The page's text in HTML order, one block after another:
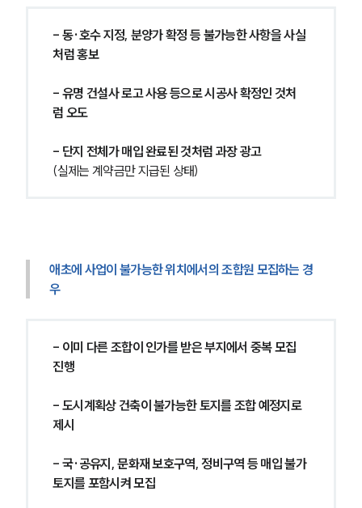
- 동·호수 지정, 분양가 확정 등 불가능한 사항을 사실
처럼 홍보
- 유명 건설사 로고 사용 등으로 시공사 확정인 것처
럼 오도
- 단지 전체가 매입 완료된 것처럼 과장 광고
(실제는 계약금만 지급된 상태)
애초에 사업이 불가능한 위치에서의 조합원 모집하는 경
우
- 이미 다른 조합이 인가를 받은 부지에서 중복 모집
진행
- 도시계획상 건축이 불가능한 토지를 조합 예정지로
제시
- 국·공유지, 문화재 보호구역, 정비구역 등 매입 불가
토지를 포함시켜 모집